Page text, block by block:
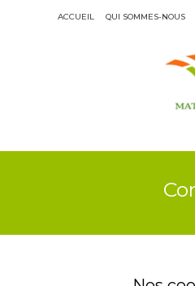
ACCUEIL QUI SOMMES-NOUS